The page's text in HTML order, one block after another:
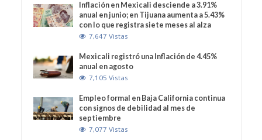
Inflación en Mexicali desciende a 3.91%
anual en junio; en Tijuana aumenta a 5.43%
con lo que registra siete meses al alza
7,647 Vistas
Mexicali registró una Inflación de 4.45%
anual en agosto
7,105 Vistas
Empleo formal en Baja California continua
con signos de debilidad al mes de
septiembre
7,077 Vistas